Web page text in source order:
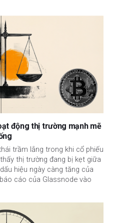
động thị trường mạnh mẽ
trầm lắng trong khi cổ phiếu
thị trường đang bị kẹt giữa
hiệu ngày càng tăng của
cáo của Glassnode vào